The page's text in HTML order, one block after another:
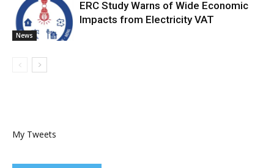
News
ERC Study Warns of Wide Economic
Impacts from Electricity VAT
My Tweets